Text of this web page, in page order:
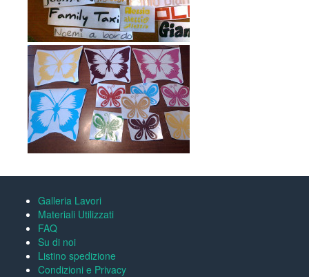
Galleria Lavori
Materiali Utilizzati
FAQ
Su di noi
Listino spedizione
Condizioni e Privacy